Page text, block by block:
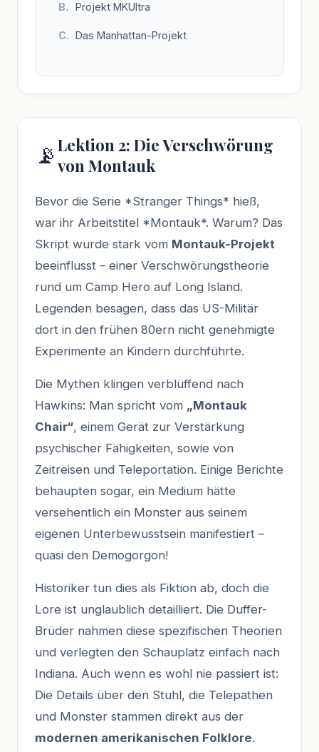
Projekt MKUltra
Das Manhattan-Projekt
📡 Lektion 2: Die Verschwörung
von Montauk
Bevor die Serie *Stranger Things* hieß,
war ihr Arbeitstitel *Montauk*. Warum? Das
Skript wurde stark vom Montauk-Projekt
beeinflusst – einer Verschwörungstheorie
rund um Camp Hero auf Long Island.
Legenden besagen, dass das US-Militär
dort in den frühen 80ern nicht genehmigte
Experimente an Kindern durchführte.
Die Mythen klingen verblüffend nach
Hawkins: Man spricht vom „Montauk
Chair“, einem Gerät zur Verstärkung
psychischer Fähigkeiten, sowie von
Zeitreisen und Teleportation. Einige Berichte
behaupten sogar, ein Medium hätte
versehentlich ein Monster aus seinem
eigenen Unterbewusstsein manifestiert –
quasi den Demogorgon!
Historiker tun dies als Fiktion ab, doch die
Lore ist unglaublich detailliert. Die Duffer-
Brüder nahmen diese spezifischen Theorien
und verlegten den Schauplatz einfach nach
Indiana. Auch wenn es wohl nie passiert ist:
Die Details über den Stuhl, die Telepathen
und Monster stammen direkt aus der
modernen amerikanischen Folklore.